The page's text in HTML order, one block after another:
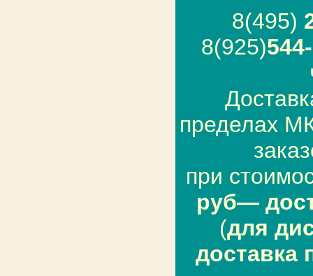
8(495)
8(925)
пределах
при
руб—
(для
доставка